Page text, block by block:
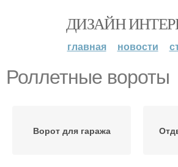
ДИЗАЙН
главная новости
Роллетные вороты
Ворот для гаража